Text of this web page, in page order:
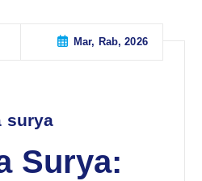
Mar, Rab, 2026
surya
Surya: